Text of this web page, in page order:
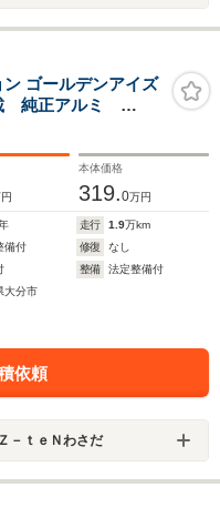
ゴールデンアイズ
純正アルミ
本体価格
319.0万円
走行 1.9万km
備付 修復
なし
整備
法定整備付
大分市
依頼
－ｔｅＮわさだ